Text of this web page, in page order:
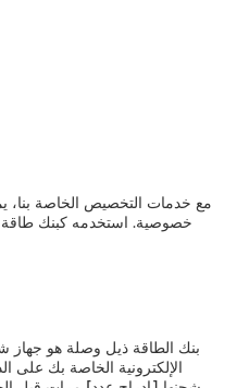
مع خدمات التخصيص الخاصة بنا،
خصوصية. استخدمه كبنك
بنك الطاقة ذيل وصلة هو
الإلكترونية الخاصة بك على